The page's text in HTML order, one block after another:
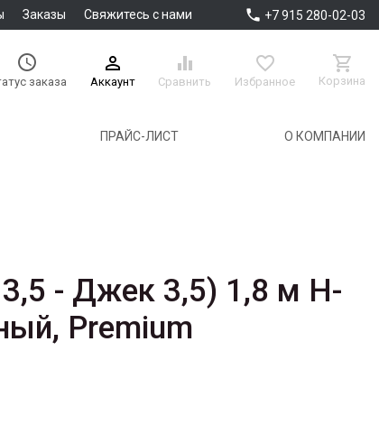
Заказы Свяжитесь с нами  +7 915 280-02-03

заказа

Аккаунт

Сравнить

Избранное

Корзина
ПРАЙС-ЛИСТ О КОМПАНИИ
- Джек 3,5) 1,8 м H-
Premium